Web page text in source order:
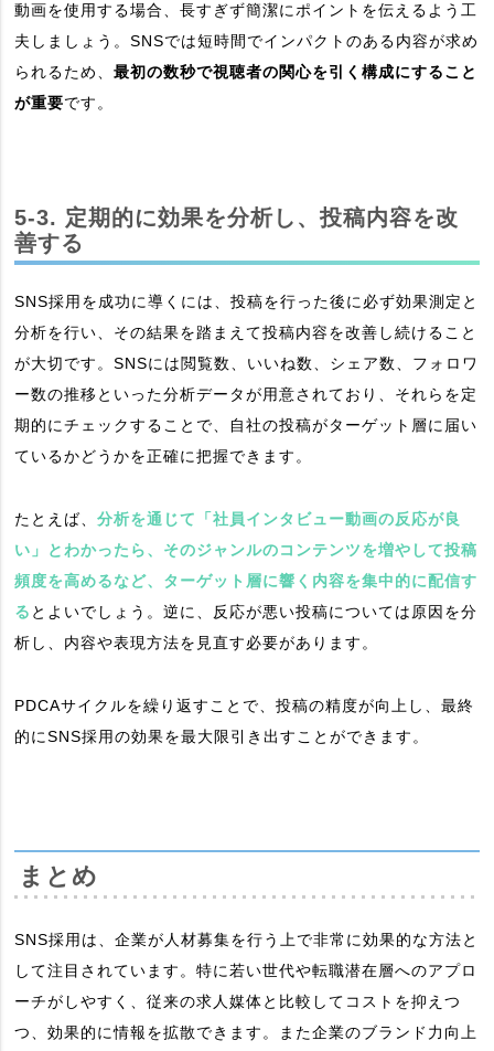
動画を使用する場合、長すぎず簡潔にポイントを伝えるよう工
夫しましょう。SNSでは短時間でインパクトのある内容が求め
られるため、最初の数秒で視聴者の関心を引く構成にすること
が重要です。
5-3. 定期的に効果を分析し、投稿内容を改
善する
SNS採用を成功に導くには、投稿を行った後に必ず効果測定と
分析を行い、その結果を踏まえて投稿内容を改善し続けること
が大切です。SNSには閲覧数、いいね数、シェア数、フォロワ
ー数の推移といった分析データが用意されており、それらを定
期的にチェックすることで、自社の投稿がターゲット層に届い
ているかどうかを正確に把握できます。
たとえば、分析を通じて「社員インタビュー動画の反応が良
い」とわかったら、そのジャンルのコンテンツを増やして投稿
頻度を高めるなど、ターゲット層に響く内容を集中的に配信す
る とよいでしょう。逆に、反応が悪い投稿については原因を分
析し、内容や表現方法を見直す必要があります。
PDCAサイクルを繰り返すことで、投稿の精度が向上し、最終
的にSNS採用の効果を最大限引き出すことができます。
まとめ
SNS採用は、企業が人材募集を行う上で非常に効果的な方法と
して注目されています。特に若い世代や転職潜在層へのアプロ
ーチがしやすく、従来の求人媒体と比較してコストを抑えつ
つ、効果的に情報を拡散できます。また企業のブランド力向上